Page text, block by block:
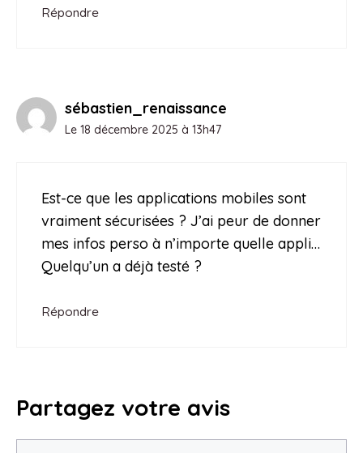
Répondre
sébastien_renaissance
Le 18 décembre 2025 à 13h47
Est-ce que les applications mobiles sont
vraiment sécurisées ? J’ai peur de donner
mes infos perso à n’importe quelle appli…
Quelqu’un a déjà testé ?
Répondre
Partagez votre avis